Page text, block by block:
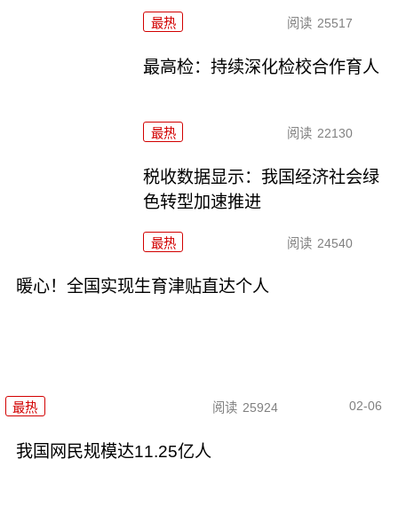
最热 阅读 25517
最高检：持续深化检校合作育人
最热 阅读 22130
税收数据显示：我国经济社会绿
色转型加速推进
最热 阅读 24540
暖心！全国实现生育津贴直达个人
最热 阅读 25924 02-06
我国网民规模达11.25亿人